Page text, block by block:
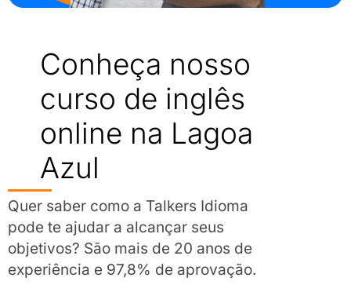
Conheça nosso
curso de inglês
online na Lagoa
Azul
Quer saber como a Talkers Idioma
pode te ajudar a alcançar seus
objetivos? São mais de 20 anos de
experiência e 97,8% de aprovação.